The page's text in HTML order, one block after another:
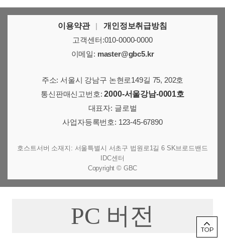
이용약관 |
개인정보취급방침
고객센터:010-0000-0000
이메일: master@gbc5.kr
주소: 서울시 강남구 논현로149길 75, 202호
통신판매신고번호:2000-서울강남-0001호
대표자: 글로벌
사업자등록번호: 123-45-67890
호스트서버 소재지: 서울특별시 서초구 법원로1길 6 SK브로드밴드
IDC센터
Copyright © GBC
PC 버전